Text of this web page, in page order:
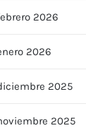
2026
2026
2025
2025